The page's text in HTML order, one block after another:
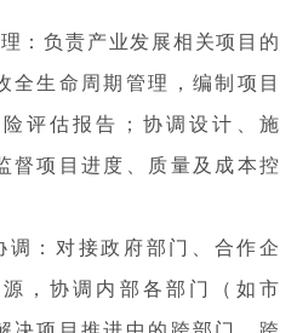
：负责产业发展相关项目的
全生命周期管理，编制项目
评估报告；协调设计、施
督项目进度、质量及成本控
调：对接政府部门、合作企
，协调内部各部门（如市